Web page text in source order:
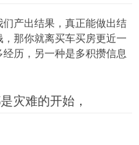
产出结果，真正能做出结
那你就离买车买房更近一
历，另一种是多积攒信息
灾难的开始，